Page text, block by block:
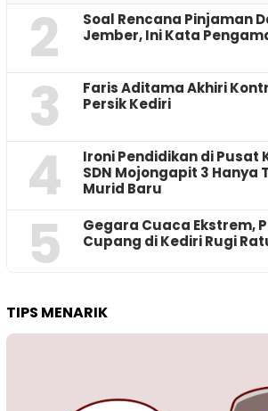
2
‎Soal Rencana Pinjaman
Jember, Ini Kata
3
Faris Aditama Akhiri
Persik Kediri
4
Ironi Pendidikan di Pusat
SDN Mojongapit 3 Hanya
Murid Baru
5
‎Gegara Cuaca Ekstrem,
Cupang di Kediri Rugi
TIPS MENARIK